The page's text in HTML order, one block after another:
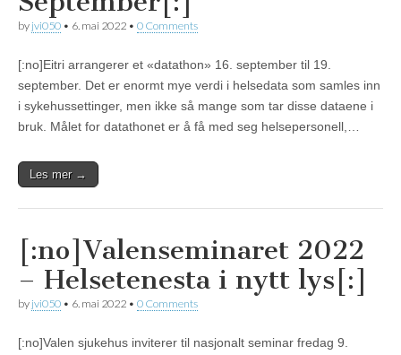
by jvi050 • 6. mai 2022 • 0 Comments
[:no]Eitri arrangerer et «datathon» 16. september til 19.
september. Det er enormt mye verdi i helsedata som samles inn
i sykehussettinger, men ikke så mange som tar disse dataene i
bruk. Målet for datathonet er å få med seg helsepersonell,…
Les mer →
[:no]Valenseminaret 2022
– Helsetenesta i nytt lys[:]
by jvi050 • 6. mai 2022 • 0 Comments
[:no]Valen sjukehus inviterer til nasjonalt seminar fredag 9.